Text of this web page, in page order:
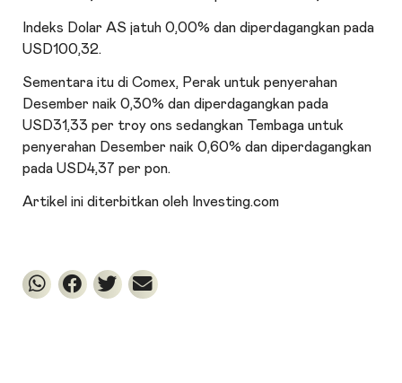
Indeks Dolar AS jatuh 0,00% dan diperdagangkan pada
USD100,32.
Sementara itu di Comex, Perak untuk penyerahan
Desember naik 0,30% dan diperdagangkan pada
USD31,33 per troy ons sedangkan Tembaga untuk
penyerahan Desember naik 0,60% dan diperdagangkan
pada USD4,37 per pon.
Artikel ini diterbitkan oleh Investing.com